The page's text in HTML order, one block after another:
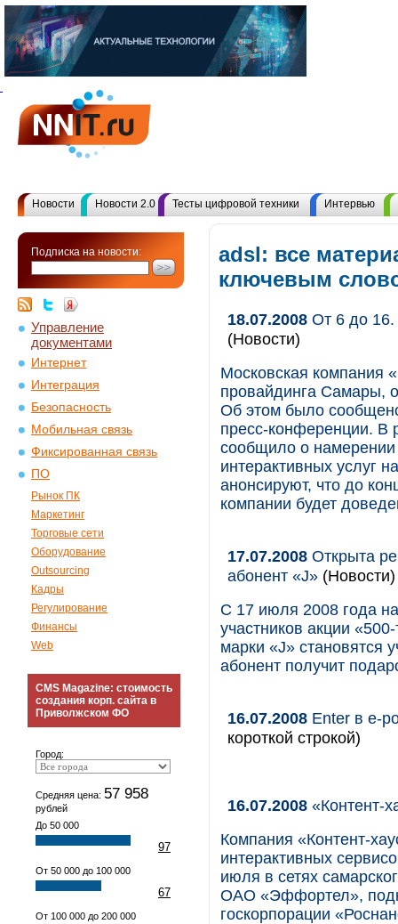
Новости Новости 2.0 Тесты цифровой техники Интервью
Подписка на новости:
Управление
документами
Интернет
Интеграция
Безопасность
Мобильная связь
Фиксированная связь
ПО
Рынок ПК
Маркетинг
Торговые сети
Оборудование
Outsourcing
Кадры
Регулирование
Финансы
Web
CMS Magazine: стоимость
создания корп. сайта в
Приволжском ФО
Город:
Средняя цена: 57 958
рублей
До 50 000
97
От 50 000 до 100 000
67
От 100 000 до 200 000
adsl: все
ключевым
18.07.2008 От 6 до 16.
(Новости)
Московская компания
провайдинга Самары,
Об этом было
пресс-конференции. В
сообщило о
интерактивных услуг
анонсируют, что до
компании будет
17.07.2008 Открыта
абонент «J» (Новости)
С 17 июля 2008 года
участников акции
марки «J» становятся
абонент получит
16.07.2008 Enter в e-
короткой строкой)
16.07.2008 «Контент-
Компания «Контент-
интерактивных
июля в сетях
ОАО «Эффортел»,
госкорпорации